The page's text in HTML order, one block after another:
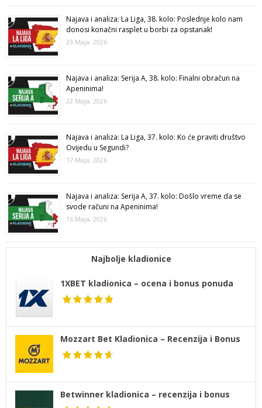
Najava i analiza: La Liga, 38. kolo: Poslednje kolo nam
donosi konačni rasplet u borbi za opstanak!
23 Maja, 2026
Najava i analiza: Serija A, 38. kolo: Finalni obračun na
Apeninima!
22 Maja, 2026
Najava i analiza: La Liga, 37. kolo: Ko će praviti društvo
Ovijedu u Segundi?
17 Maja, 2026
Najava i analiza: Serija A, 37. kolo: Došlo vreme da se
svode računi na Apeninima!
16 Maja, 2026
Najbolje kladionice
1XBET kladionica – ocena i bonus ponuda
Mozzart Bet Kladionica – Recenzija i Bonus
Betwinner kladionica – recenzija i bonus